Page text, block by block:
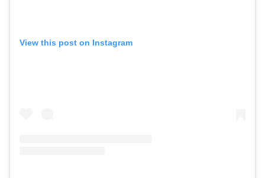
View this post on Instagram